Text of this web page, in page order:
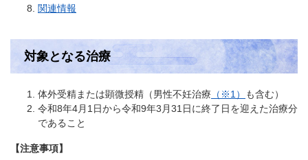
関連情報
対象となる治療
体外受精または顕微授精（男性不妊治療 （※1）
も含む）
令和8年4月1日から令和9年3月31日に終了日を迎えた治療分
であること
【注意事項】